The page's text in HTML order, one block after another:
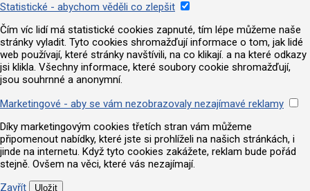
Statistické - abychom věděli co zlepšit
Čím víc lidí má statistické cookies zapnuté, tím lépe můžeme naše
stránky vyladit. Tyto cookies shromažďují informace o tom, jak lidé
web používají, které stránky navštívili, na co klikají. a na které odkazy
jsi klikla. Všechny informace, které soubory cookie shromažďují,
jsou souhrnné a anonymní.
Marketingové - aby se vám nezobrazovaly nezajímavé reklamy
Díky marketingovým cookies třetích stran vám můžeme
připomenout nabídky, které jste si prohlíželi na našich stránkách, i
jinde na internetu. Když tyto cookies zakážete, reklam bude pořád
stejně. Ovšem na věci, které vás nezajímají.
Zavřít
Uložit